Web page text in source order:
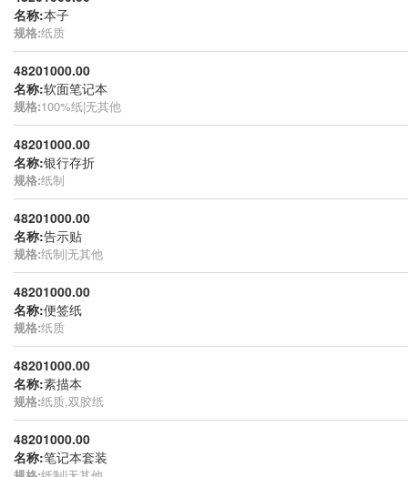
名称:本子
规格:纸质
48201000.00
名称:软面笔记本
规格:100%纸|无其他
48201000.00
名称:银行存折
规格:纸制
48201000.00
名称:告示贴
规格:纸制|无其他
48201000.00
名称:便签纸
规格:纸质
48201000.00
名称:素描本
规格:纸质,双胶纸
48201000.00
名称:笔记本套装